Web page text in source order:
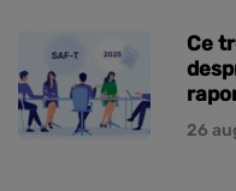
Ce
26